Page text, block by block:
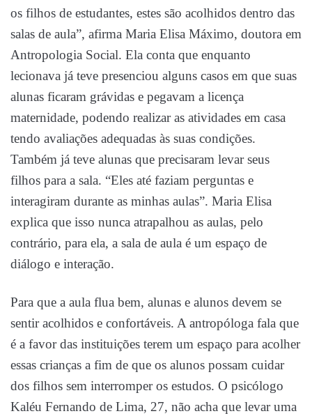
os filhos de estudantes, estes são acolhidos dentro das
salas de aula”, afirma Maria Elisa Máximo, doutora em
Antropologia Social. Ela conta que enquanto
lecionava já teve presenciou alguns casos em que suas
alunas ficaram grávidas e pegavam a licença
maternidade, podendo realizar as atividades em casa
tendo avaliações adequadas às suas condições.
Também já teve alunas que precisaram levar seus
filhos para a sala. “Eles até faziam perguntas e
interagiram durante as minhas aulas”. Maria Elisa
explica que isso nunca atrapalhou as aulas, pelo
contrário, para ela, a sala de aula é um espaço de
diálogo e interação.
Para que a aula flua bem, alunas e alunos devem se
sentir acolhidos e confortáveis. A antropóloga fala que
é a favor das instituições terem um espaço para acolher
essas crianças a fim de que os alunos possam cuidar
dos filhos sem interromper os estudos. O psicólogo
Kaléu Fernando de Lima, 27, não acha que levar uma